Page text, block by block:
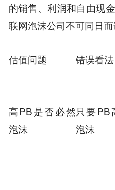
的销售、利润和自由现
联网泡沫公司不可同日
估值问题 错误看法
高PB是否必然
泡沫
只要PB
泡沫